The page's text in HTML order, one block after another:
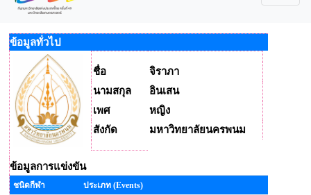
ข้อมูลทั่วไป
ชื่อ
จิราภา
นามสกุล
อินเสน
เพศ
หญิง
สังกัด
มหาวิทยาลัยนครพนม
ข้อมูลการแข่งขัน
ชนิดกีฬา
ประเภท (Events)